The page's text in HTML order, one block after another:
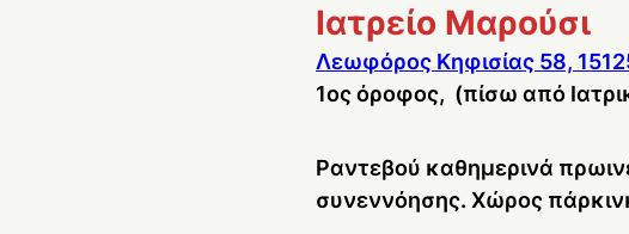
Ιατρείο Μαρούσι
Λεωφόρος Κηφισίας 58,
1ος όροφος, (πίσω από
Ραντεβού καθημερινά
συνεννόησης. Χώρος